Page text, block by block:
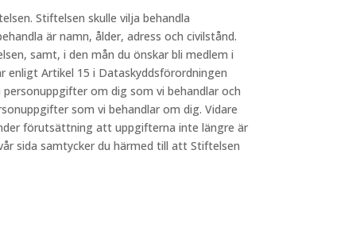
Stiftelsen skulle vilja behandla
är namn, ålder, adress och civilstånd.
samt, i den mån du önskar bli medlem i
enligt Artikel 15 i Dataskyddsförordningen
om dig som vi behandlar och
som vi behandlar om dig. Vidare
förutsättning att uppgifterna inte längre är
sida samtycker du härmed till att Stiftelsen